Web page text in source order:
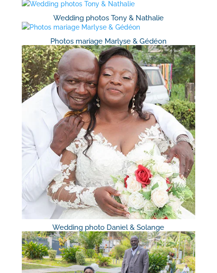
Wedding photos Tony & Nathalie
Photos mariage Marlyse & Gédéon
Wedding photo Daniel & Solange